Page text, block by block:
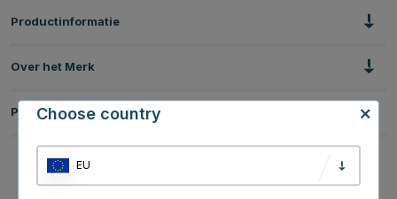
Productinformatie
Over het Merk
Productbeoordelingen
Choose country
EU